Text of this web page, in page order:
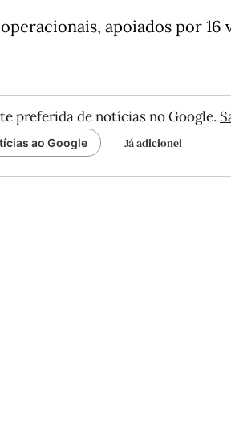
apoiados por 16
preferida de notícias no Google.
ao Google Já adicionei